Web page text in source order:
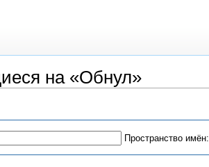
на «Обнул»
Пространство имён: